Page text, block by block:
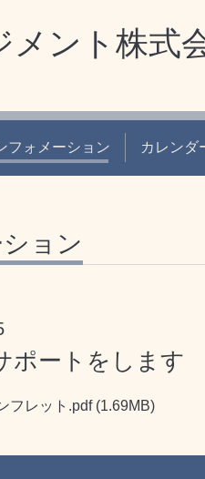
メント株式
フォメーション カレンダ
ョン
ポートをします
フレット.pdf (1.69MB)